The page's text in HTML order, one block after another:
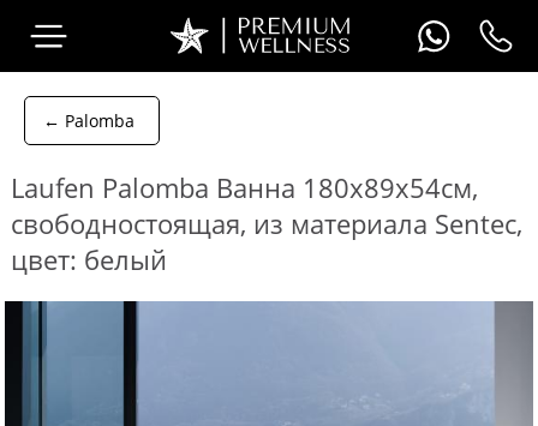
← Palomba
Laufen Palomba Ванна 180x89x54см,
свободностоящая, из материала Sentec,
цвет: белый